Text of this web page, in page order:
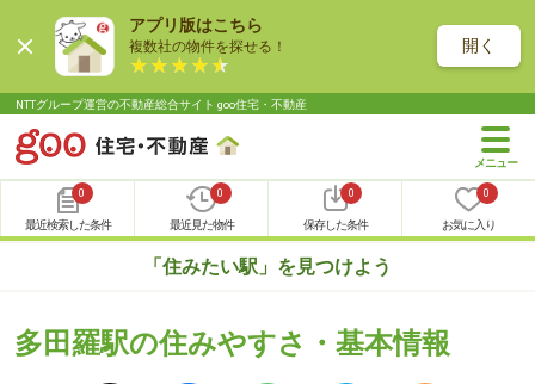
アプリ版はこちら
複数社の物件を探せる！ 開く
NTTグループ運営の不動産総合サイト goo住宅・不動産
0
最近検索した条件
0
最近見た物件
0
保存した条件
0
お気に入り
「住みたい駅」を見つけよう
多田羅駅の住みやすさ・基本情報